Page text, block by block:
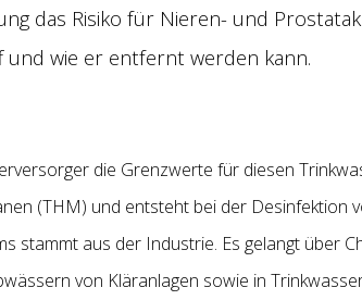
das Risiko für Nieren- und
wie er entfernt werden kann.
die Grenzwerte für diesen
(THM) und entsteht bei der Desinfektion
stammt aus der Industrie. Es gelangt über
von Kläranlagen sowie in